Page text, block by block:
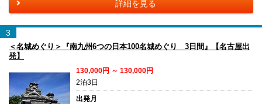
詳細を見る
3
＜名城めぐり＞『南九州6つの日本100名城めぐり 3日間』【名古屋出
発】
130,000円 ～ 130,000円
2泊3日
出発月